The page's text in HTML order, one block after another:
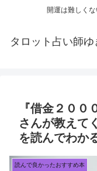
開運は難しく
タロット占い師
『借金２００
さんが教えて
を読んでわか
読んで良かったおすすめ本